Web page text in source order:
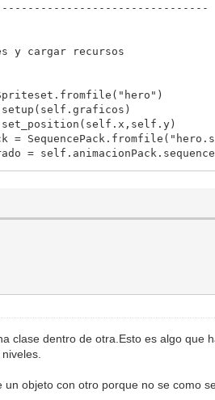
recursos
clase dentro de otra.Esto es algo
objeto con otro porque no se como